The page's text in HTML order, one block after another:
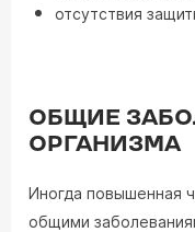
отсутствия
ОБЩИЕ
ОРГАНИЗМА
Иногда повышенная
общими